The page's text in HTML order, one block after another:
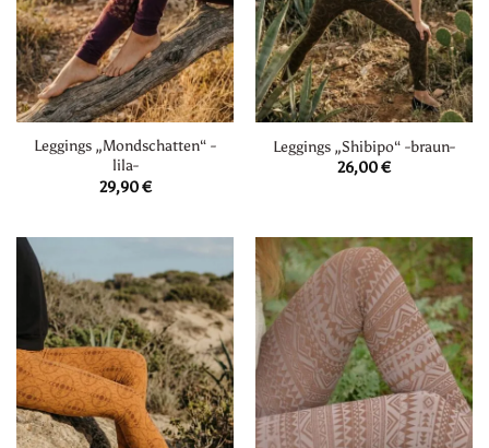
Leggings „Mondschatten“ -
lila-
29,90€
Leggings „Shibipo“ -braun-
26,00€